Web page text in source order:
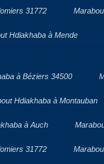
31772
Hdiakhaba à Mende
à Béziers 34500
Hdiakhaba à Montauban
à Auch
31772